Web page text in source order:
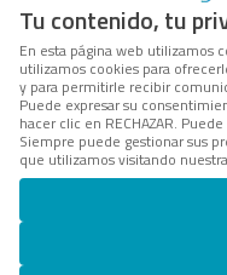
Tu contenido, tu
En esta página web utilizamos
utilizamos cookies para
y para permitirle recibir
Puede expresar su
hacer clic en RECHAZAR.
Siempre puede gestionar sus
que utilizamos visitando nuestra